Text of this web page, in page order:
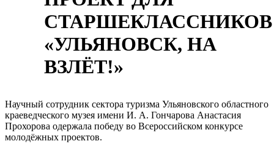
СТАРШЕКЛАССНИКОВ
«УЛЬЯНОВСК, НА
ВЗЛЁТ!»
Научный сотрудник сектора туризма Ульяновского областного
краеведческого музея имени И. А. Гончарова Анастасия
Прохорова одержала победу во Всероссийском конкурсе
молодёжных проектов.